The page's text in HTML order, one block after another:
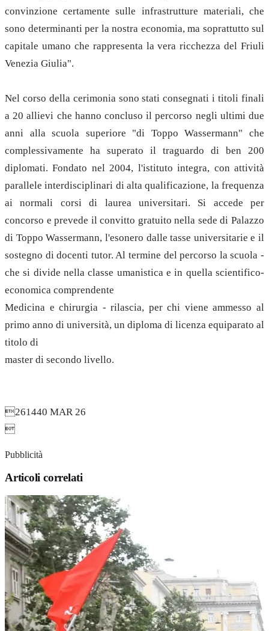
convinzione certamente sulle infrastrutture materiali, che
sono determinanti per la nostra economia, ma soprattutto sul
capitale umano che rappresenta la vera ricchezza del Friuli
Venezia Giulia".
Nel corso della cerimonia sono stati consegnati i titoli finali
a 20 allievi che hanno concluso il percorso negli ultimi due
anni alla scuola superiore "di Toppo Wassermann" che
complessivamente ha superato il traguardo di ben 200
diplomati. Fondato nel 2004, l'istituto integra, con attività
parallele interdisciplinari di alta qualificazione, la frequenza
ai normali corsi di laurea universitari. Si accede per
concorso e prevede il convitto gratuito nella sede di Palazzo
di Toppo Wassermann, l'esonero dalle tasse universitarie e il
sostegno di docenti tutor. Al termine del percorso la scuola -
che si divide nella classe umanistica e in quella scientifico-
economica comprendente
Medicina e chirurgia - rilascia, per chi viene ammesso al
primo anno di università, un diploma di licenza equiparato al
titolo di
master di secondo livello.
261440 MAR 26

Pubblicità
Articoli correlati